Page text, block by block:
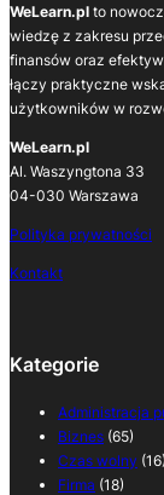
WeLearn.pl to
wiedzę z zakresu
finansów oraz
łączy praktyczne
użytkowników w
WeLearn.pl
Al. Waszyngtona 33
04-030 Warszawa
Polityka prywatności
Kontakt
Kategorie
Administracja
Biznes (65)
Czas wolny (16)
Firma (18)